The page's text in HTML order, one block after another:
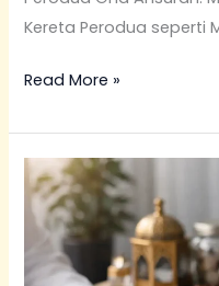
Kereta Perodua seperti
Read More »
Pelan
Hibah
Takaful
PruBSN: